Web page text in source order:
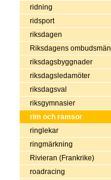
ridning
ridsport
riksdagen
Riksdagens ombudsmän
riksdagsbyggnader
riksdagsledamöter
riksdagsval
riksgymnasier
rim och ramsor
ringlekar
ringmärkning
Rivieran (Frankrike)
roadracing